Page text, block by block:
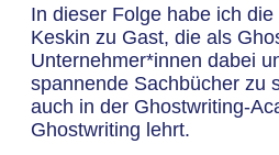
In dieser Folge habe ich
Keskin zu Gast, die als
Unternehmer*innen dabei
spannende Sachbücher zu
auch in der Ghostwriting-
Ghostwriting lehrt.